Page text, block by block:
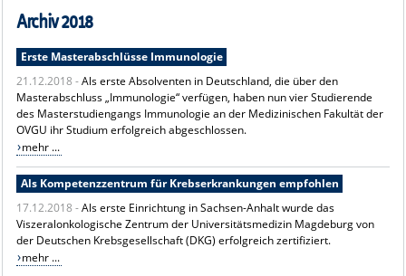
ZENTRALE EINRICHTUNGEN
PRESSE
ÜBER UNS
INTERNATIONAL
INTRANET
Archiv 2018
Erste Masterabschlüsse Immunologie
21.12.2018 -Als erste Absolventen in Deutschland, die über den
Masterabschluss „Immunologie“ verfügen, haben nun vier Studierende
des Masterstudiengangs Immunologie an der Medizinischen Fakultät der
OVGU ihr Studium erfolgreich abgeschlossen.
mehr ...
Als Kompetenzzentrum für Krebserkrankungen empfohlen
17.12.2018 -Als erste Einrichtung in Sachsen-Anhalt wurde das
Viszeralonkologische Zentrum der Universitätsmedizin Magdeburg von
der Deutschen Krebsgesellschaft (DKG) erfolgreich zertifiziert.
mehr ...